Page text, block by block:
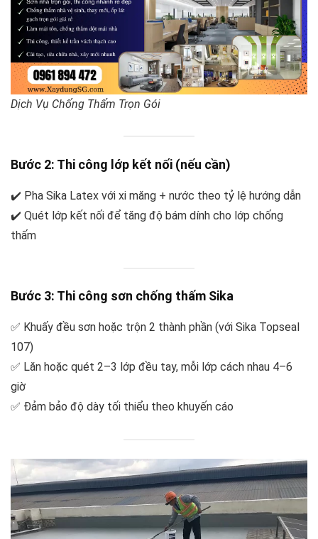
Dịch Vụ Chống Thấm Trọn Gói
Bước 2: Thi công lớp kết nối (nếu cần)
✔️ Pha Sika Latex với xi măng + nước theo tỷ lệ hướng dẫn
✔️ Quét lớp kết nối để tăng độ bám dính cho lớp chống
thấm
Bước 3: Thi công sơn chống thấm Sika
✅ Khuấy đều sơn hoặc trộn 2 thành phần (với Sika Topseal
107)
✅ Lăn hoặc quét 2–3 lớp đều tay, mỗi lớp cách nhau 4–6
giờ
✅ Đảm bảo độ dày tối thiểu theo khuyến cáo